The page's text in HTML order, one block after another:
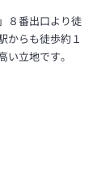
８番出口より徒
からも徒歩約１
い立地です。